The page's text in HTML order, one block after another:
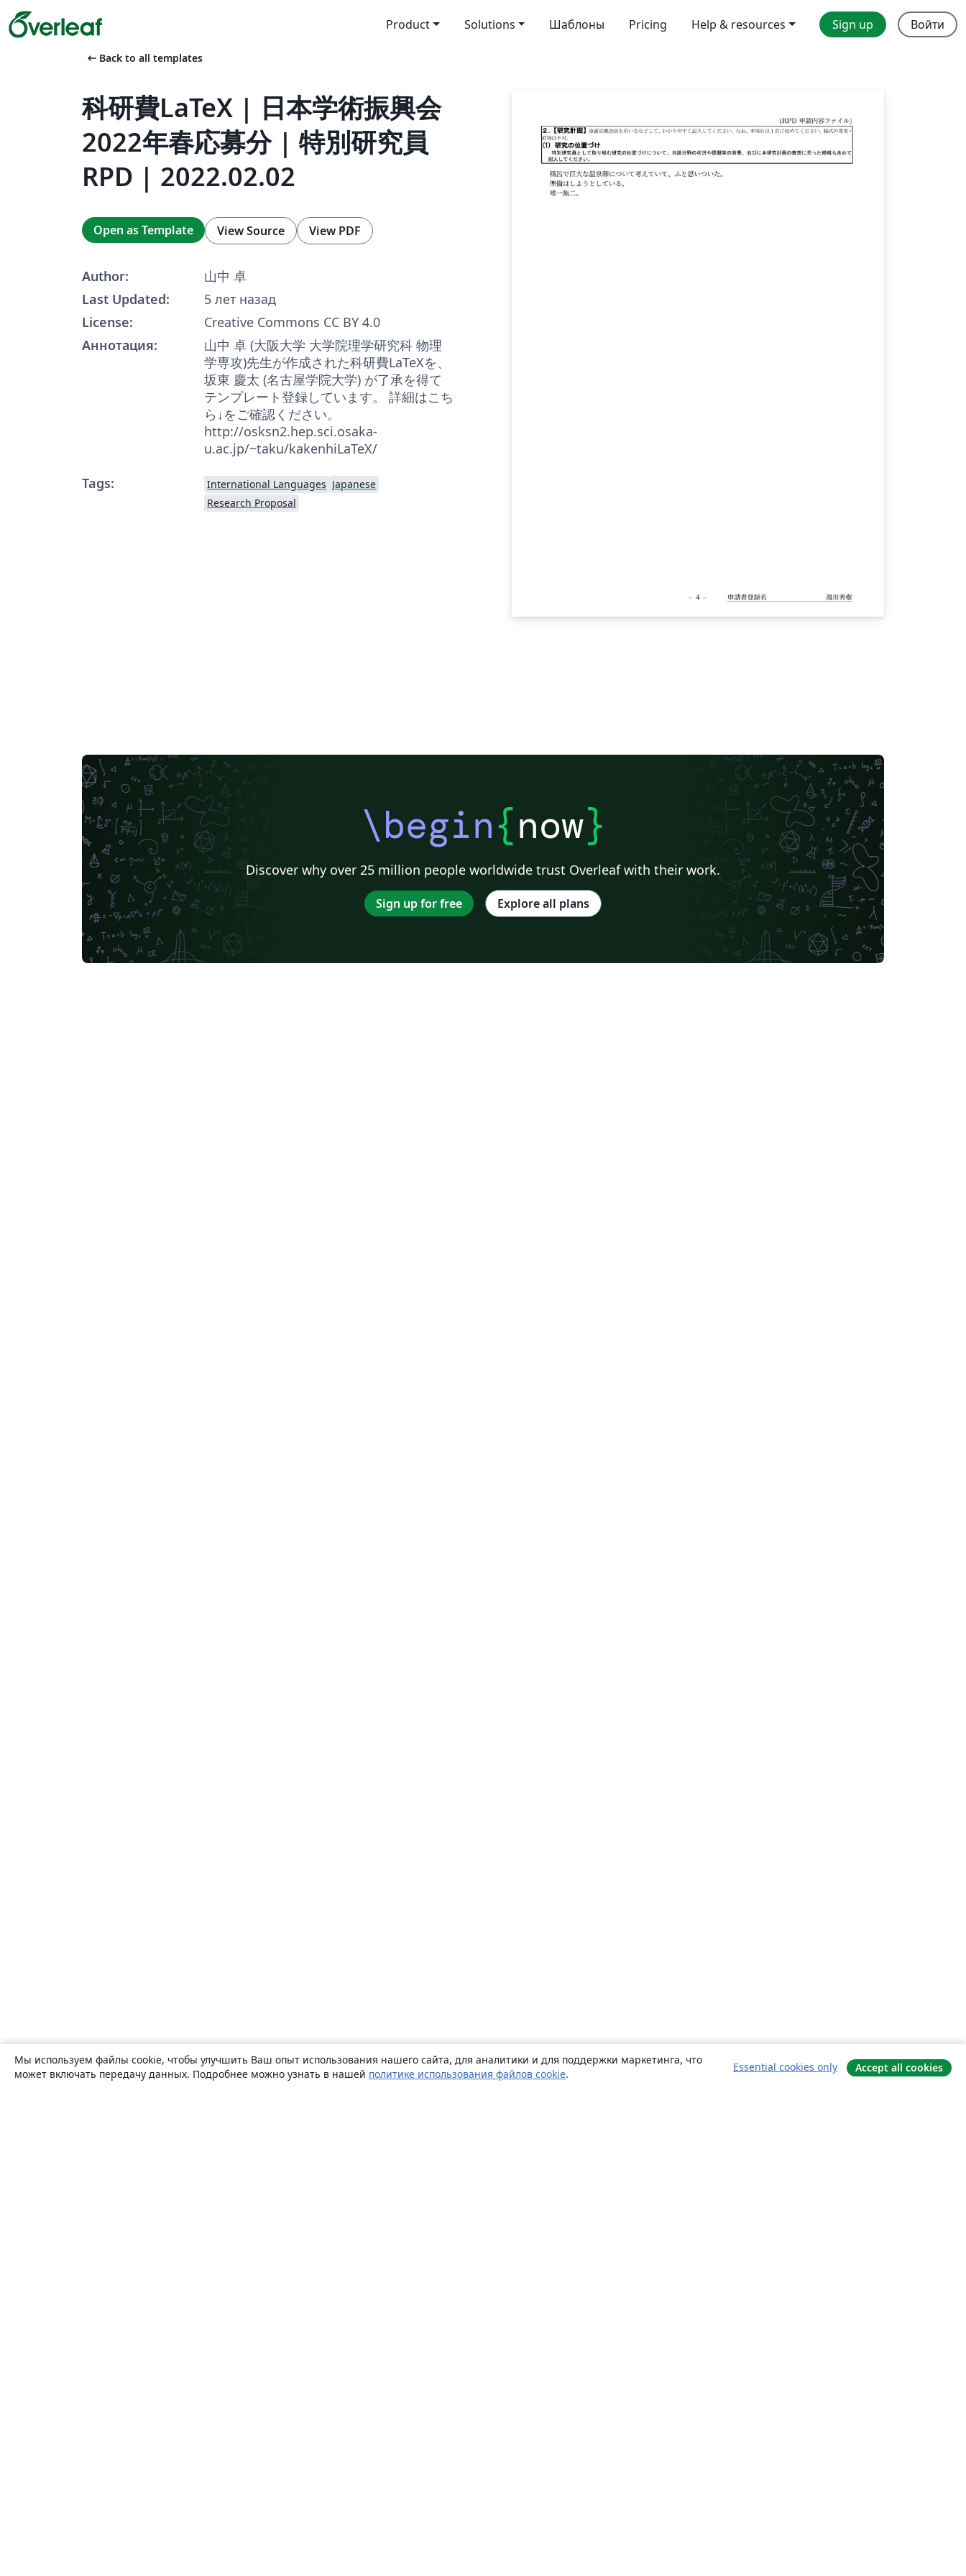
Product Solutions Шаблоны Pricing Help & resources Sign up Войти
arrow_left_alt Back to all templates
科研費LaTeX | 日本学術振興会
2022年春応募分 | 特別研究員
RPD | 2022.02.02
Open as Template View Source View PDF
Author:
山中 卓
Last Updated:
5 лет назад
License:
Creative Commons CC BY 4.0
Аннотация:
山中 卓 (大阪大学 大学院理学研究科 物理
学専攻)先生が作成された科研費LaTeXを、
坂東 慶太 (名古屋学院大学) が了承を得て
テンプレート登録しています。 詳細はこち
ら↓をご確認ください。
http://osksn2.hep.sci.osaka-
u.ac.jp/~taku/kakenhiLaTeX/
Tags:
International Languages Japanese
Research Proposal
\begin{now}
Discover why over 25 million people worldwide trust Overleaf with their work.
Sign up for free Explore all plans
Мы используем файлы cookie, чтобы улучшить Ваш опыт использования нашего сайта, для аналитики и для поддержки маркетинга, что
может включать передачу данных. Подробнее можно узнать в нашей политике использования файлов cookie.
Essential cookies only Accept all cookies